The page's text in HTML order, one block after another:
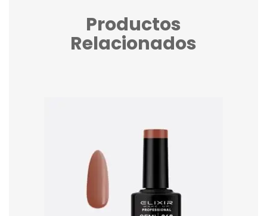
Productos
Relacionados